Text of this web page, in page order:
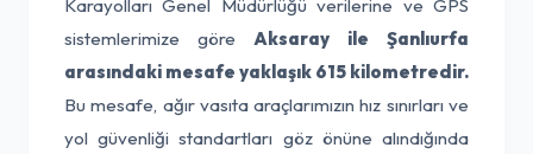
Karayolları Genel Müdürlüğü verilerine ve GPS
sistemlerimize göre Aksaray ile Şanlıurfa
arasındaki mesafe yaklaşık 615 kilometredir.
Bu mesafe, ağır vasıta araçlarımızın hız sınırları ve
yol güvenliği standartları göz önüne alındığında